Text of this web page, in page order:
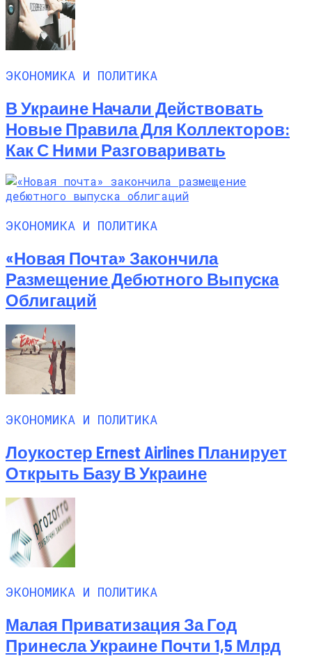
ЭКОНОМИКА И ПОЛИТИКА
В Украине Начали Действовать
Новые Правила Для Коллекторов:
Как С Ними Разговаривать
ЭКОНОМИКА И ПОЛИТИКА
«Новая Почта» Закончила
Размещение Дебютного Выпуска
Облигаций
ЭКОНОМИКА И ПОЛИТИКА
Лоукостер Ernest Airlines Планирует
Открыть Базу В Украине
ЭКОНОМИКА И ПОЛИТИКА
Малая Приватизация За Год
Принесла Украине Почти 1,5 Млрд